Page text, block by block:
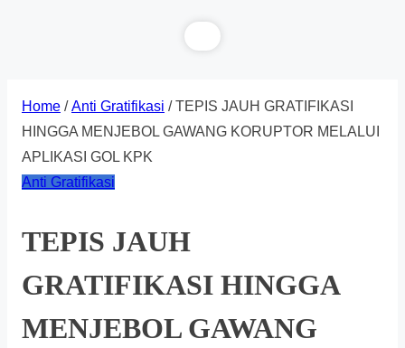
Home /Anti Gratifikasi / TEPIS JAUH GRATIFIKASI
HINGGA MENJEBOL GAWANG KORUPTOR MELALUI
APLIKASI GOL KPK
Anti Gratifikasi
TEPIS JAUH
GRATIFIKASI HINGGA
MENJEBOL GAWANG